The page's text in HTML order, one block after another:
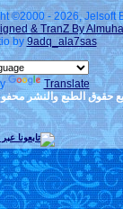
©2000 - 2026, Jelsoft
& TranZ By
by 9adq_ala7sas
Translate
حقوق الطبع والنشر